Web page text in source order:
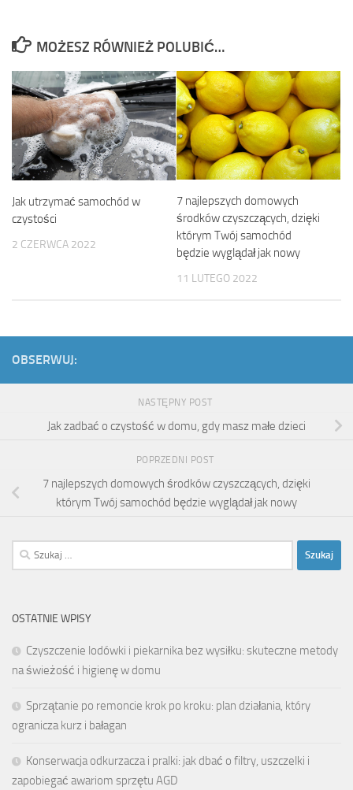
MOŻESZ RÓWNIEŻ POLUBIĆ…
Jak utrzymać samochód w
czystości
2 CZERWCA 2022
7 najlepszych domowych
środków czyszczących, dzięki
którym Twój samochód
będzie wyglądał jak nowy
11 LUTEGO 2022
OBSERWUJ:
NASTĘPNY POST
Jak zadbać o czystość w domu, gdy masz małe dzieci
POPRZEDNI POST
7 najlepszych domowych środków czyszczących, dzięki
którym Twój samochód będzie wyglądał jak nowy
Szukaj:
OSTATNIE WPISY
Czyszczenie lodówki i piekarnika bez wysiłku: skuteczne metody
na świeżość i higienę w domu
Sprzątanie po remoncie krok po kroku: plan działania, który
ogranicza kurz i bałagan
Konserwacja odkurzacza i pralki: jak dbać o filtry, uszczelki i
zapobiegać awariom sprzętu AGD